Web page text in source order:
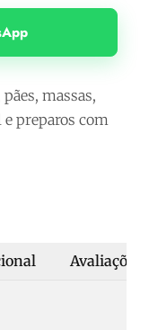
massas,
preparos com
Avaliações